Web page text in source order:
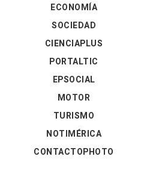
ECONOMÍA
SOCIEDAD
CIENCIAPLUS
PORTALTIC
EPSOCIAL
MOTOR
TURISMO
NOTIMÉRICA
CONTACTOPHOTO